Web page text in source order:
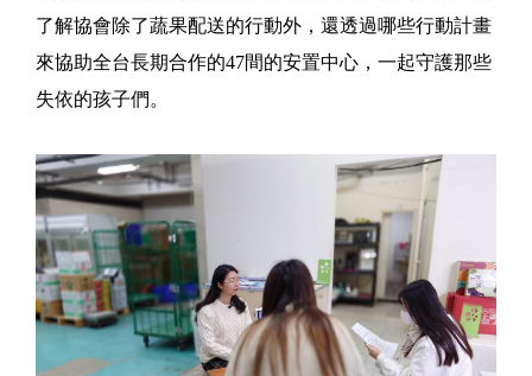
了解協會除了蔬果配送的行動外，還透過哪些行動計畫
來協助全台長期合作的47間的安置中心，一起守護那些
失依的孩子們。